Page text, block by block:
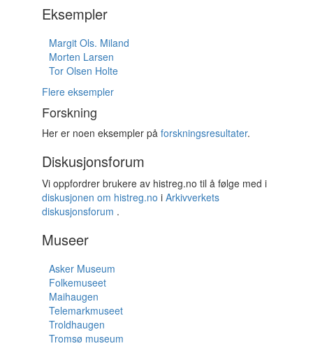
Eksempler
Margit Ols. Miland
Morten Larsen
Tor Olsen Holte
Flere eksempler
Forskning
Her er noen eksempler på forskningsresultater.
Diskusjonsforum
Vi oppfordrer brukere av histreg.no til å følge med i
diskusjonen om histreg.no i Arkivverkets
diskusjonsforum .
Museer
Asker Museum
Folkemuseet
Maihaugen
Telemarkmuseet
Troldhaugen
Tromsø museum